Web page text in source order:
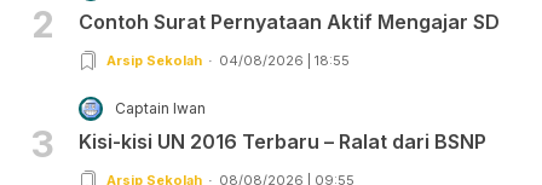
2 Contoh Surat Pernyataan Aktif Mengajar SD
Arsip Sekolah 04/08/2026 | 18:55
3
Captain Iwan
Kisi-kisi UN 2016 Terbaru – Ralat dari BSNP
Arsip Sekolah 08/08/2026 | 09:55